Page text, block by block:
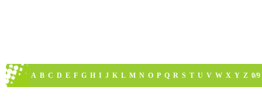
A B C D E F G H I J K L M N O P Q R S T U V W X Y Z 0/9